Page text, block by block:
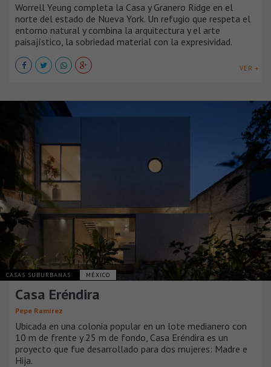
Worrell Yeung completa la Casa y Granero Ridge en el
norte del estado de Nueva York. Un refugio que respeta el
entorno natural y combina la arquitectura y el arte
paisajístico, la sobriedad material con la expresividad.
VER +
CASAS SUBURBANAS MÉXICO
Casa Eréndira
Pepe Ramírez
Ubicada en una colonia popular en un lote medianero con
10 m de frente y 25 m de fondo, Casa Eréndira es un
proyecto que fue desarrollado para dos mujeres: Madre e
Hija.